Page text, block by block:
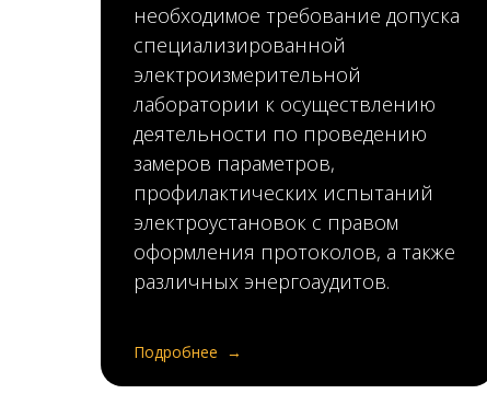
необходимое требование допуска
специализированной
электроизмерительной
лаборатории к осуществлению
деятельности по проведению
замеров параметров,
профилактических испытаний
электроустановок с правом
оформления протоколов, а также
различных энергоаудитов.
Подробнее